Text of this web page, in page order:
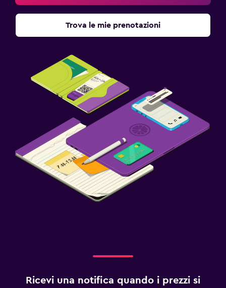
Trova le mie prenotazioni
Ricevi una notifica quando i prezzi si